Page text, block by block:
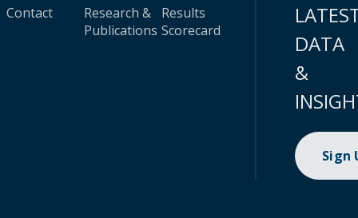
Contact
Research &
Publications
Results
Scorecard
DATA
&
Sign